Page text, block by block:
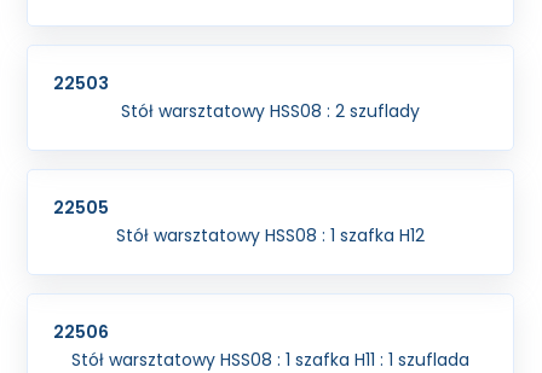
22503
Stół warsztatowy HSS08 : 2 szuflady
22505
Stół warsztatowy HSS08 : 1 szafka H12
22506
Stół warsztatowy HSS08 : 1 szafka H11 : 1 szuflada